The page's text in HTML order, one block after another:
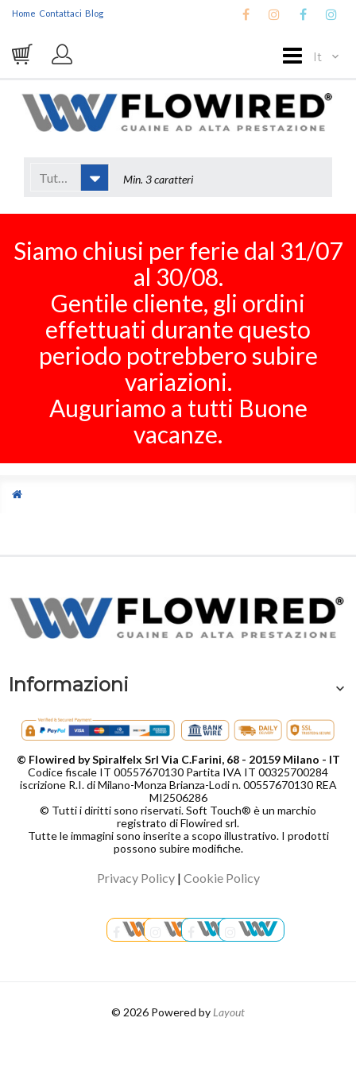
Home Contattaci Blog
It
Tutto
Siamo chiusi per ferie dal 31/07
al 30/08.
Gentile cliente, gli ordini
effettuati durante questo
periodo potrebbero subire
variazioni.
Auguriamo a tutti Buone
vacanze.
Informazioni
© Flowired by Spiralfelx Srl Via C.Farini, 68 - 20159 Milano - IT
Codice fiscale IT 00557670130 Partita IVA IT 00325700284
iscrizione R.I. di Milano-Monza Brianza-Lodi n. 00557670130 REA
MI2506286
© Tutti i diritti sono riservati. Soft Touch® è un marchio
registrato di Flowired srl.
Tutte le immagini sono inserite a scopo illustrativo. I prodotti
possono subire modifiche.
Privacy Policy| Cookie Policy
© 2026 Powered by Layout